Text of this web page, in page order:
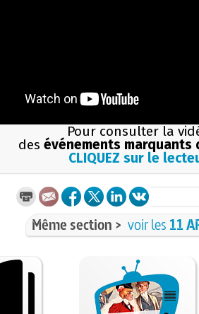
Pour consulter la
des événements marquants
CLIQUEZ sur le
Même section > voir les 11